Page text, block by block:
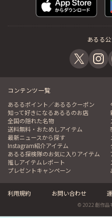
あるる
コンテンツ一覧
あるるポイント／あるるクーポン
知って好きになるあるるのお店
全国の隠れた名物
送料無料・おためしアイテム
最新ニュースから探す
Instagram紹介アイテム
あるる探検隊のお気に入りアイテム
推しアイテムレポート
プレゼントキャンペーン
利用規約 お問い合わせ
© 2022 創作品